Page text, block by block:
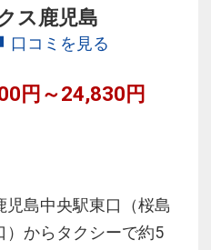
ス鹿児島
口コミを見る
円～24,830円
児島中央駅東口（桜島
）からタクシーで約5